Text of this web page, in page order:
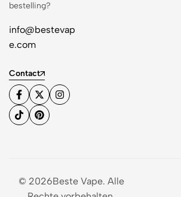
bestelling?
info@bestevap
e.com
Contact
© 2026Beste Vape. Alle